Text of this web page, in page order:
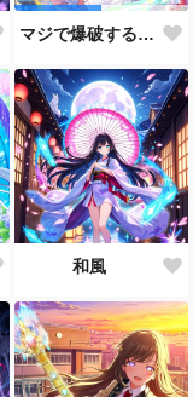
マジで爆破する5秒前
和風